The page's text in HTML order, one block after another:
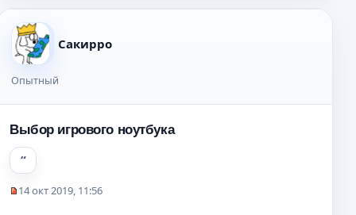
Сакирро
Опытный
Выбор игрового ноутбука
14 окт 2019, 11:56